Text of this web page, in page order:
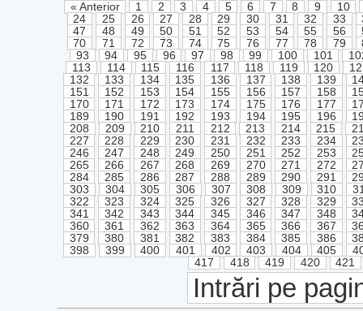
« Anterior 1 2 3 4 5 6 7 8 9
10
24
25 26 27 28 29 30 31 32 33
47
48 49 50 51 52 53 54 55 56
70
71 72 73 74 75 76 77 78 79
93
94 95 96 97 98 99 100 101
113
114 115 116 117 118 119 120
132
133 134 135 136 137 138 139
151
152 153 154 155 156 157 158
170
171 172 173 174 175 176 177
189
190 191 192 193 194 195 196
208
209 210 211 212 213 214 215
227
228 229 230 231 232 233 234
246
247 248 249 250 251 252 253
265
266 267 268 269 270 271 272
284
285 286 287 288 289 290 291
303
304 305 306 307 308 309 310
322
323 324 325 326 327 328 329
341
342 343 344 345 346 347 348
360
361 362 363 364 365 366 367
379
380 381 382 383 384 385 386
398
399 400 401 402 403 404 405
417
418 419 420 421
Intrări pe